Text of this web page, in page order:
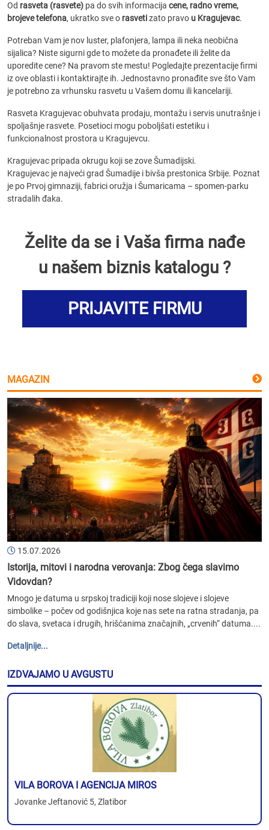
Od rasveta (rasvete) pa do svih informacija cene, radno vreme,
brojeve telefona, ukratko sve o rasvetizato pravo u Kragujevac.
Potreban Vam je nov luster, plafonjera, lampa ili neka neobična
sijalica? Niste sigurni gde to možete da pronađete ili želite da
uporedite cene? Na pravom ste mestu! Pogledajte prezentacije firmi
iz ove oblasti i kontaktirajte ih. Jednostavno pronađite sve što Vam
je potrebno za vrhunsku rasvetu u Vašem domu ili kancelariji.
Rasveta Kragujevac obuhvata prodaju, montažu i servis unutrašnje i
spoljašnje rasvete. Posetioci mogu poboljšati estetiku i
funkcionalnost prostora u Kragujevcu.
Kragujevac pripada okrugu koji se zove Šumadijski.
Kragujevac je najveći grad Šumadije i bivša prestonica Srbije. Poznat
je po Prvoj gimnaziji, fabrici oružja i Šumaricama – spomen-parku
stradalih đaka.
Želite da se i Vaša firma nađe
u našem biznis katalogu ?
PRIJAVITE FIRMU
MAGAZIN
15.07.2026
Istorija, mitovi i narodna verovanja: Zbog čega slavimo
Vidovdan?
Mnogo je datuma u srpskoj tradiciji koji nose slojeve i slojeve
simbolike – počev od godišnjica koje nas sete na ratna stradanja, pa
do slava, svetaca i drugih, hrišćanima značajnih, „crvenih“ datuma....
Detaljnije...
IZDVAJAMO U AVGUSTU
VILA BOROVA I AGENCIJA MIROS
Jovanke Jeftanović 5, Zlatibor